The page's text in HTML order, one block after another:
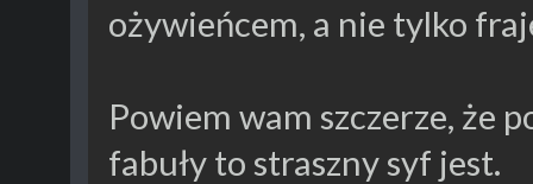
ożywieńcem, a nie tylko
Powiem wam szczerze, że
fabuły to straszny syf jest.